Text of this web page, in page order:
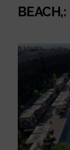
BEACH,: